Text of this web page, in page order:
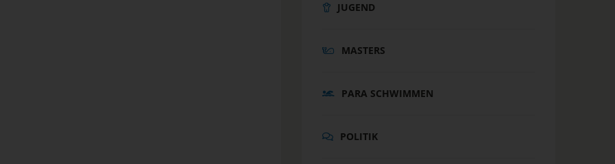
JUGEND
MASTERS
PARA SCHWIMMEN
POLITIK